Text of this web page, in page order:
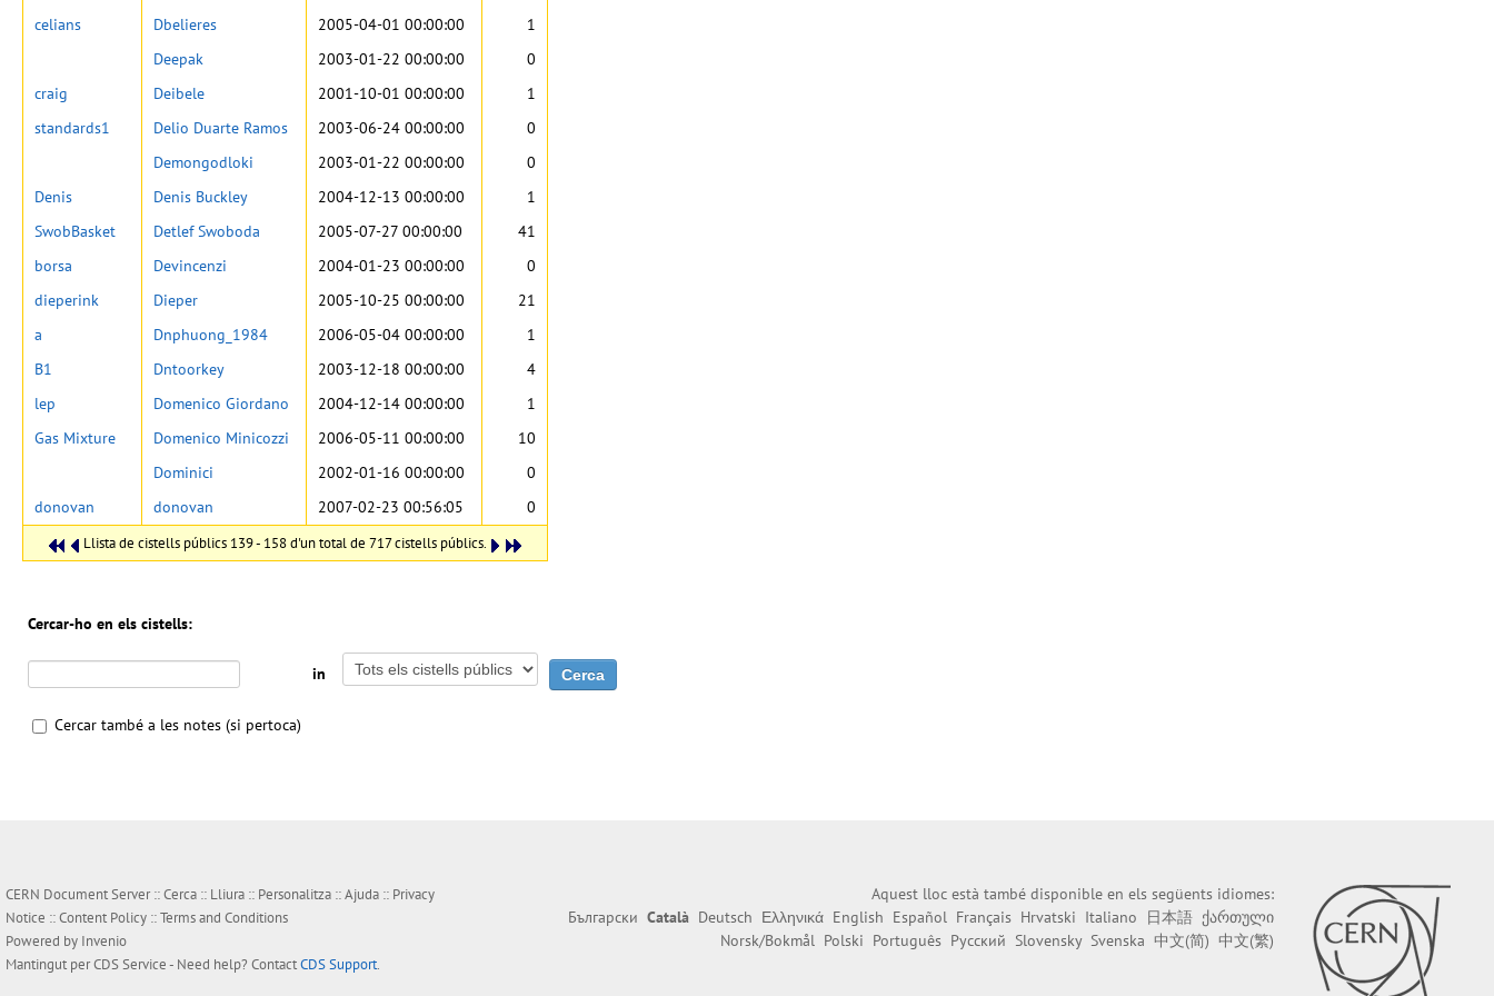
Llista de cistells públics 139 - 158 d'un total de 717 cistells públics.
celians
Dbelieres 2005-04-01 00:00:00
1
Deepak
2003-01-22 00:00:00
0
craig
Deibele 2001-10-01 00:00:00
1
standards1
Delio Duarte Ramos 2003-06-24 00:00:00
0
Demongodloki
2003-01-22 00:00:00
0
Denis
Denis Buckley 2004-12-13 00:00:00
1
SwobBasket
Detlef Swoboda 2005-07-27 00:00:00
41
borsa
Devincenzi 2004-01-23 00:00:00
0
dieperink
Dieper 2005-10-25 00:00:00
21
a
Dnphuong_1984 2006-05-04 00:00:00
1
B1
Dntoorkey 2003-12-18 00:00:00
4
lep
Domenico Giordano 2004-12-14 00:00:00
1
Gas Mixture
Domenico Minicozzi 2006-05-11 00:00:00
10
Dominici
2002-01-16 00:00:00
0
donovan
donovan 2007-02-23 00:56:05 0
Cercar-ho en els cistells:
in
Cercar també a les notes (si pertoca)
CERN Document Server ::Cerca :: Lliura :: Personalitza ::Ajuda :: Privacy
Notice ::Content Policy ::Terms and Conditions
Powered by Invenio
Mantingut perCDS Service- Need help? ContactCDS Support.
Aquest lloc està també disponible en els següents idiomes:
Български Català Deutsch Ελληνικά English Español Français Hrvatski Italiano 日本語 ქართული
Norsk/Bokmål Polski Português Русский Slovensky Svenska 中文(简) 中文(繁)